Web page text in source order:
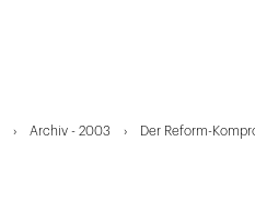
Archiv - 2003 Der Reform-